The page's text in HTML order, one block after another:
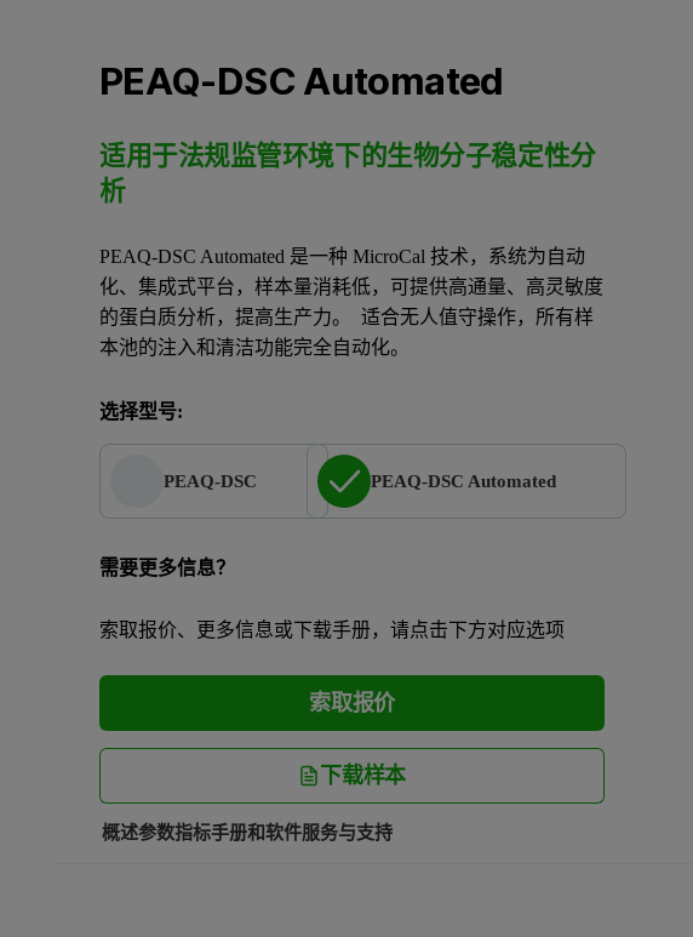
PEAQ-DSC Automated
适用于法规监管环境下的生物分子稳定性分
析
PEAQ-DSC Automated 是一种 MicroCal 技术，系统为自动
化、集成式平台，样本量消耗低，可提供高通量、高灵敏度
的蛋白质分析，提高生产力。 适合无人值守操作，所有样
本池的注入和清洁功能完全自动化。
选择型号:
PEAQ-DSC PEAQ-DSC Automated
需要更多信息？
索取报价、更多信息或下载手册，请点击下方对应选项
索取报价
下载样本
概述参数指标手册和软件服务与支持